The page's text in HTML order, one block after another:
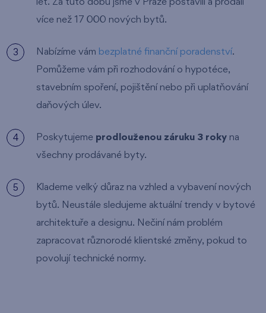
let. Za tuto dobu jsme v Praze postavili a prodali
více než 17 000 nových bytů.
Nabízíme vám bezplatné finanční poradenství.
Pomůžeme vám při rozhodování o hypotéce,
stavebním spoření, pojištění nebo při uplatňování
daňových úlev.
Poskytujeme prodlouženou záruku 3 roky na
všechny prodávané byty.
Klademe velký důraz na vzhled a vybavení nových
bytů. Neustále sledujeme aktuální trendy v bytové
architektuře a designu. Nečiní nám problém
zapracovat různorodé klientské změny, pokud to
povolují technické normy.